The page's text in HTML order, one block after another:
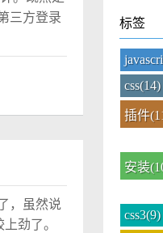
三方登录
，虽然说
劲了。
标签
css(14)
插件
安装
css3(9)